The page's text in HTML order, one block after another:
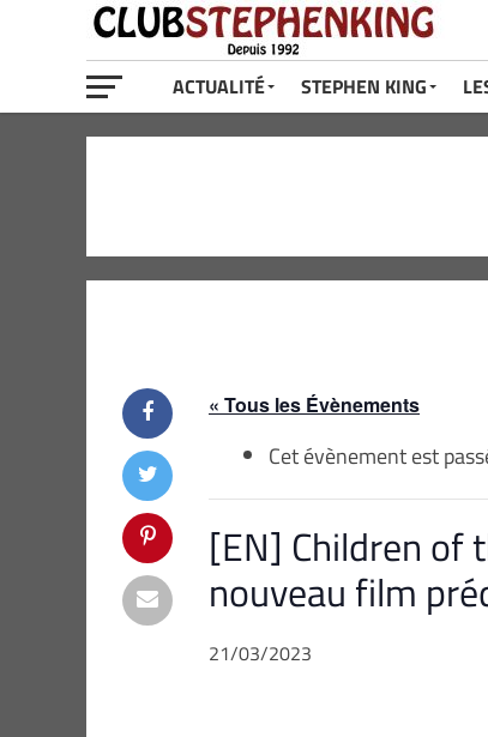
ACTUALITÉ STEPHEN KING
« Tous les Évènements
Cet évènement est
[EN] Children of
nouveau film
21/03/2023